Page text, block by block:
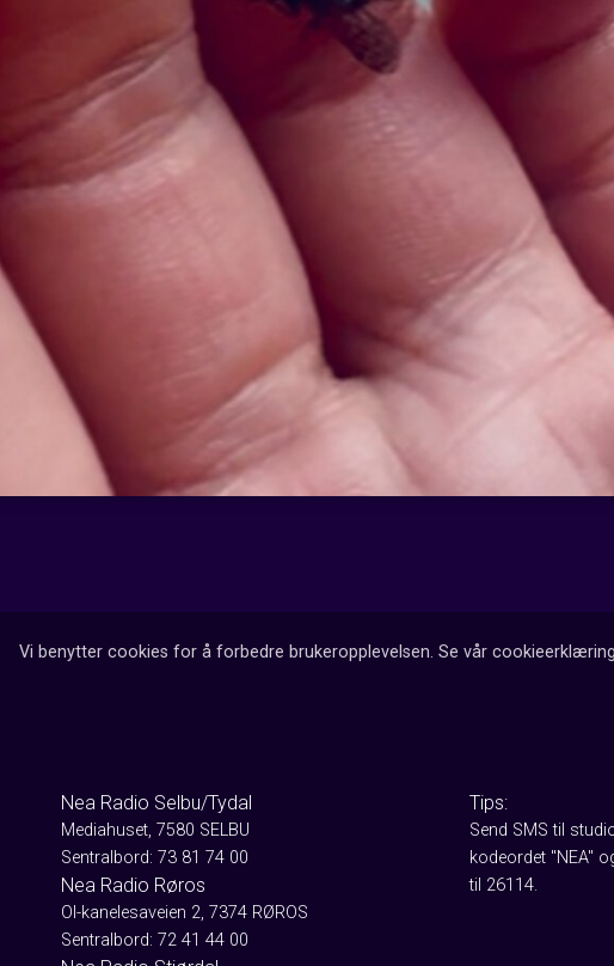
Vi benytter cookies for å forbedre brukeropplevelsen. Se vår
Nea Radio Selbu/Tydal
Mediahuset, 7580 SELBU
Sentralbord: 73 81 74 00
Nea Radio Røros
Ol-kanelesaveien 2, 7374 RØROS
Sentralbord: 72 41 44 00
Tips:
Send SMS til
kodeordet "NEA"
til 26114.